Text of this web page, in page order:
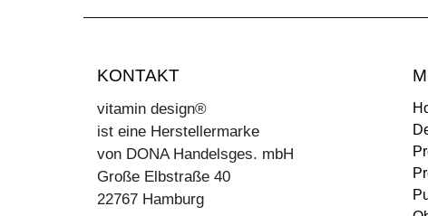
KONTAKT
vitamin design®
ist eine Herstellermarke
von DONA Handelsges. mbH
Große Elbstraße 40
22767 Hamburg